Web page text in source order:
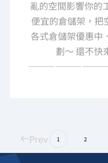
亂的空間影響你的
便宜的倉儲架，把
各式倉儲架優惠中
劃～ 還不快
Prev 1 2